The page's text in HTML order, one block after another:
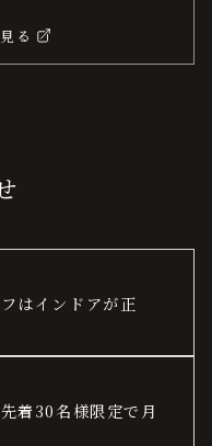
る
はインドアが正
着30名様限定で月